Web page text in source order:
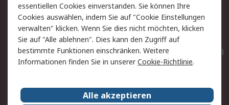
AGB
Datenschutz
Cookie-Richtlinie
Zahlungsbedingungen
Copyright/Impressum
Entsorgung
Elektrogeräte/Batterien
RS weltweit
essentiellen Cookies einverstanden. Sie können Ihre
Cookies auswählen, indem Sie auf "Cookie Einstellungen
verwalten" klicken. Wenn Sie dies nicht möchten, klicken
Sie auf "Alle ablehnen". Dies kann den Zugriff auf
bestimmte Funktionen einschränken. Weitere
Informationen finden Sie in unsererCookie-Richtlinie.
Alle akzeptieren